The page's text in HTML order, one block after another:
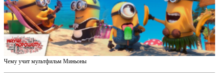
Чему учит мультфильм Миньоны